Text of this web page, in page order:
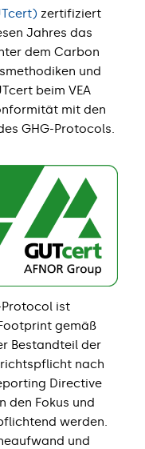
zertifiziert
Jahres das
dem Carbon
und
beim VEA
mit den
GHG-Protocols.
Protocol ist
gemäß
Bestandteil der
nach
Directive
den Fokus und
werden.
und